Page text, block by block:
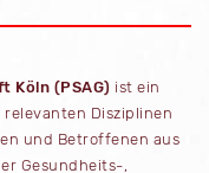
Köln (PSAG) ist ein
Disziplinen
und Betroffenen aus
Gesundheits-,